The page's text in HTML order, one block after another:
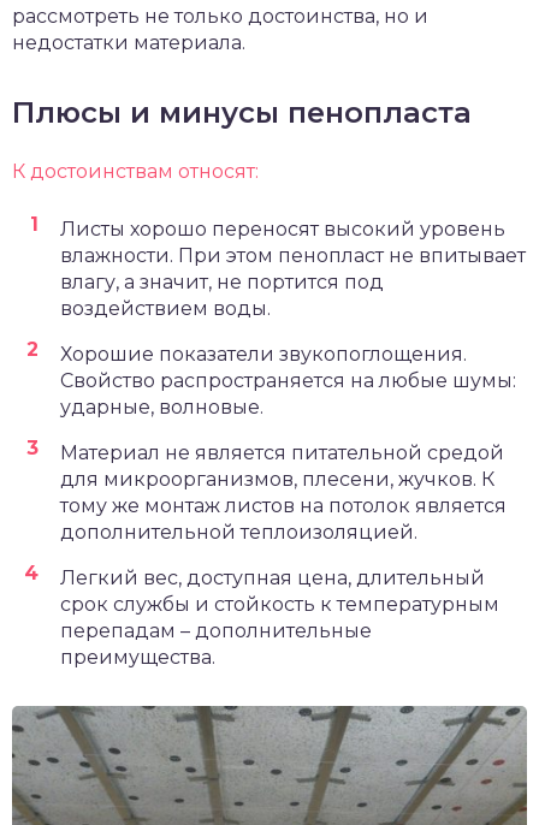
рассмотреть не только достоинства, но и
недостатки материала.
Плюсы и минусы пенопласта
К достоинствам относят:
Листы хорошо переносят высокий уровень
влажности. При этом пенопласт не впитывает
влагу, а значит, не портится под
воздействием воды.
Хорошие показатели звукопоглощения.
Свойство распространяется на любые шумы:
ударные, волновые.
Материал не является питательной средой
для микроорганизмов, плесени, жучков. К
тому же монтаж листов на потолок является
дополнительной теплоизоляцией.
Легкий вес, доступная цена, длительный
срок службы и стойкость к температурным
перепадам – дополнительные
преимущества.